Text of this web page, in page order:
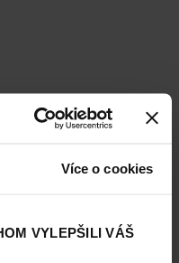
Více o cookies
VYLEPŠILI VÁŠ